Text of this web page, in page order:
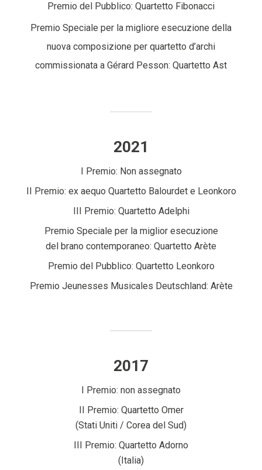
Premio del Pubblico: Quartetto Fibonacci
Premio Speciale per la migliore esecuzione della
nuova composizione per quartetto d’archi
commissionata a Gérard Pesson: Quartetto Ast
2021
I Premio: Non assegnato
II Premio: ex aequo Quartetto Balourdet e Leonkoro
III Premio: Quartetto Adelphi
Premio Speciale per la miglior esecuzione
del brano contemporaneo: Quartetto Arète
Premio del Pubblico: Quartetto Leonkoro
Premio Jeunesses Musicales Deutschland: Arète
2017
I Premio: non assegnato
II Premio: Quartetto Omer
(Stati Uniti / Corea del Sud)
III Premio: Quartetto Adorno
(Italia)